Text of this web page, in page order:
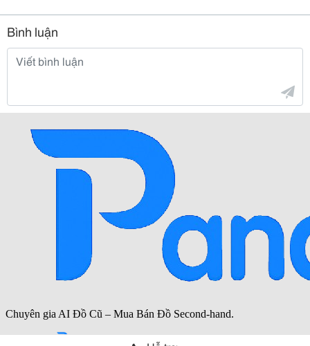
Bình luận